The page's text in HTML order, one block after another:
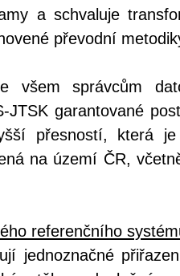
a schvaluje
převodní
všem správcům
JTSK garantované
přesností, která
na území ČR,
referenčního
jednoznačné